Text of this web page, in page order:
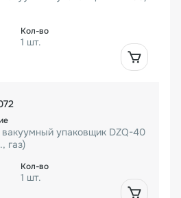
1 шт.
упаковщик DZQ-40
газ)
1 шт.